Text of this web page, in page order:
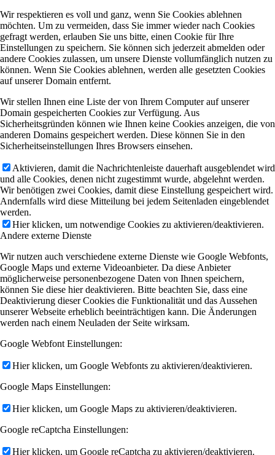
Wir respektieren es voll und ganz, wenn Sie Cookies ablehnen
möchten. Um zu vermeiden, dass Sie immer wieder nach Cookies
gefragt werden, erlauben Sie uns bitte, einen Cookie für Ihre
Einstellungen zu speichern. Sie können sich jederzeit abmelden oder
andere Cookies zulassen, um unsere Dienste vollumfänglich nutzen zu
können. Wenn Sie Cookies ablehnen, werden alle gesetzten Cookies
auf unserer Domain entfernt.
Wir stellen Ihnen eine Liste der von Ihrem Computer auf unserer
Domain gespeicherten Cookies zur Verfügung. Aus
Sicherheitsgründen können wie Ihnen keine Cookies anzeigen, die von
anderen Domains gespeichert werden. Diese können Sie in den
Sicherheitseinstellungen Ihres Browsers einsehen.
Aktivieren, damit die Nachrichtenleiste dauerhaft ausgeblendet wird
und alle Cookies, denen nicht zugestimmt wurde, abgelehnt werden.
Wir benötigen zwei Cookies, damit diese Einstellung gespeichert wird.
Andernfalls wird diese Mitteilung bei jedem Seitenladen eingeblendet
werden.
Hier klicken, um notwendige Cookies zu aktivieren/deaktivieren.
Andere externe Dienste
Wir nutzen auch verschiedene externe Dienste wie Google Webfonts,
Google Maps und externe Videoanbieter. Da diese Anbieter
möglicherweise personenbezogene Daten von Ihnen speichern,
können Sie diese hier deaktivieren. Bitte beachten Sie, dass eine
Deaktivierung dieser Cookies die Funktionalität und das Aussehen
unserer Webseite erheblich beeinträchtigen kann. Die Änderungen
werden nach einem Neuladen der Seite wirksam.
Google Webfont Einstellungen:
Hier klicken, um Google Webfonts zu aktivieren/deaktivieren.
Google Maps Einstellungen:
Hier klicken, um Google Maps zu aktivieren/deaktivieren.
Google reCaptcha Einstellungen:
Hier klicken, um Google reCaptcha zu aktivieren/deaktivieren.